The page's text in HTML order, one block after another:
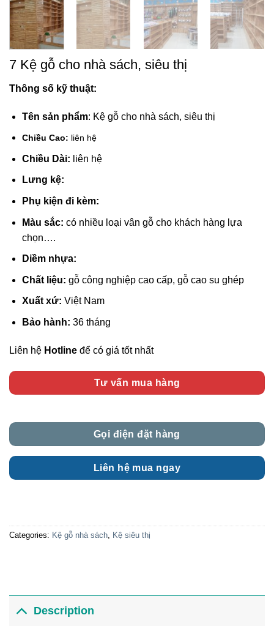
7 Kệ gỗ cho nhà sách, siêu thị
Thông số kỹ thuật:
Tên sản phẩm: Kệ gỗ cho nhà sách, siêu thị
Chiều Cao: liên hệ
Chiều Dài: liên hệ
Lưng kệ:
Phụ kiện đi kèm:
Màu sắc: có nhiều loại vân gỗ cho khách hàng lựa
chọn….
Diềm nhựa:
Chất liệu: gỗ công nghiệp cao cấp, gỗ cao su ghép
Xuất xứ: Việt Nam
Bảo hành: 36 tháng
Liên hệ Hotline để có giá tốt nhất
Tư vấn mua hàng
Gọi điện đặt hàng
Liên hệ mua ngay
Categories: Kệ gỗ nhà sách, Kệ siêu thị
Description